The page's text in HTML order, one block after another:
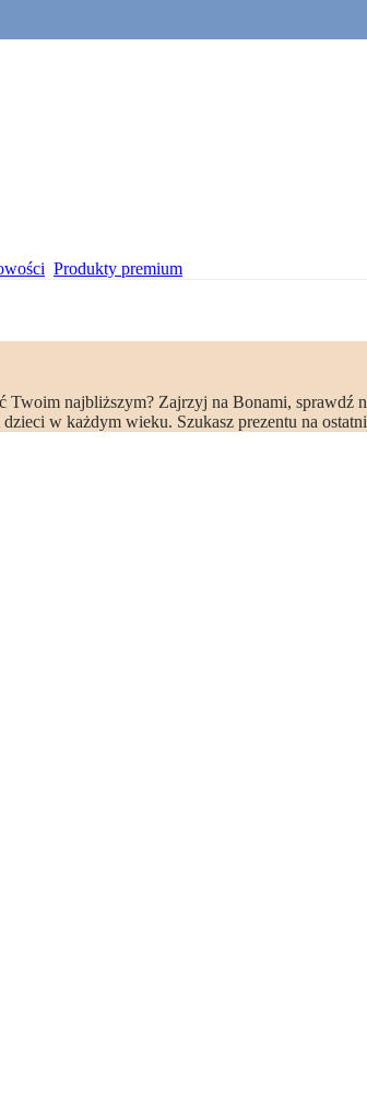
Produkty premium
najbliższym? Zajrzyj na Bonami, sprawdź
w każdym wieku. Szukasz prezentu na